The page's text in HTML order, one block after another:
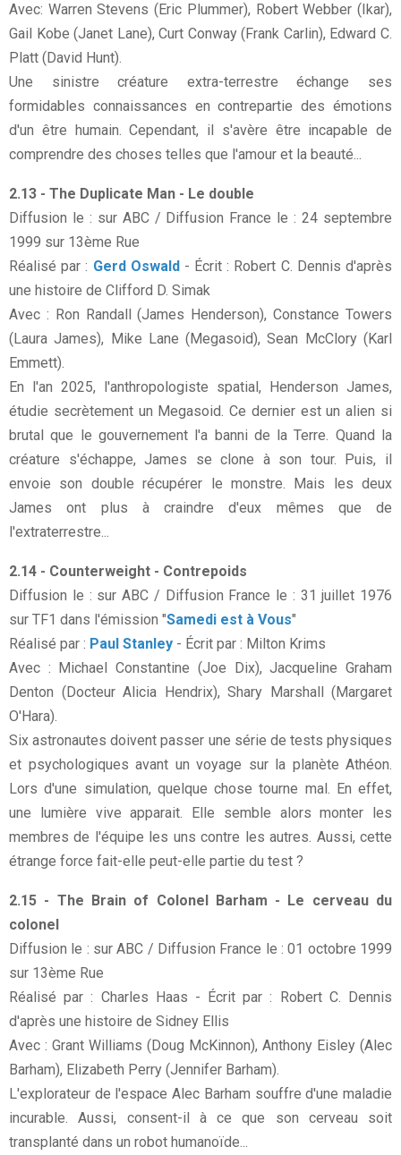
Avec: Warren Stevens (Eric Plummer), Robert Webber (Ikar),
Gail Kobe (Janet Lane), Curt Conway (Frank Carlin), Edward C.
Platt (David Hunt).
Une sinistre créature extra-terrestre échange ses
formidables connaissances en contrepartie des émotions
d'un être humain. Cependant, il s'avère être incapable de
comprendre des choses telles que l'amour et la beauté...
2.13 - The Duplicate Man - Le double
Diffusion le : sur ABC / Diffusion France le : 24 septembre
1999 sur 13ème Rue
Réalisé par : Gerd Oswald - Écrit : Robert C. Dennis d'après
une histoire de Clifford D. Simak
Avec : Ron Randall (James Henderson), Constance Towers
(Laura James), Mike Lane (Megasoid), Sean McClory (Karl
Emmett).
En l'an 2025, l'anthropologiste spatial, Henderson James,
étudie secrètement un Megasoid. Ce dernier est un alien si
brutal que le gouvernement l'a banni de la Terre. Quand la
créature s'échappe, James se clone à son tour. Puis, il
envoie son double récupérer le monstre. Mais les deux
James ont plus à craindre d'eux mêmes que de
l'extraterrestre...
2.14 - Counterweight - Contrepoids
Diffusion le : sur ABC / Diffusion France le : 31 juillet 1976
sur TF1 dans l'émission "Samedi est à Vous"
Réalisé par : Paul Stanley - Écrit par : Milton Krims
Avec : Michael Constantine (Joe Dix), Jacqueline Graham
Denton (Docteur Alicia Hendrix), Shary Marshall (Margaret
O'Hara).
Six astronautes doivent passer une série de tests physiques
et psychologiques avant un voyage sur la planète Athéon.
Lors d'une simulation, quelque chose tourne mal. En effet,
une lumière vive apparait. Elle semble alors monter les
membres de l'équipe les uns contre les autres. Aussi, cette
étrange force fait-elle peut-elle partie du test ?
2.15 - The Brain of Colonel Barham - Le cerveau du
colonel
Diffusion le : sur ABC / Diffusion France le : 01 octobre 1999
sur 13ème Rue
Réalisé par : Charles Haas - Écrit par : Robert C. Dennis
d'après une histoire de Sidney Ellis
Avec : Grant Williams (Doug McKinnon), Anthony Eisley (Alec
Barham), Elizabeth Perry (Jennifer Barham).
L'explorateur de l'espace Alec Barham souffre d'une maladie
incurable. Aussi, consent-il à ce que son cerveau soit
transplanté dans un robot humanoïde...